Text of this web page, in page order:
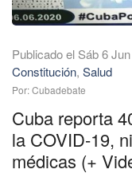
Publicado el Sáb 6
Constitución, Salud
Por: Cubadebate
Cuba reporta
la COVID-19,
médicas (+